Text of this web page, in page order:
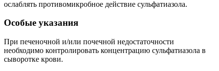
ослаблять противомикробное действие сульфатиазола.
Особые указания
При печеночной и/или почечной недостаточности
необходимо контролировать концентрацию сульфатиазола в
сыворотке крови.